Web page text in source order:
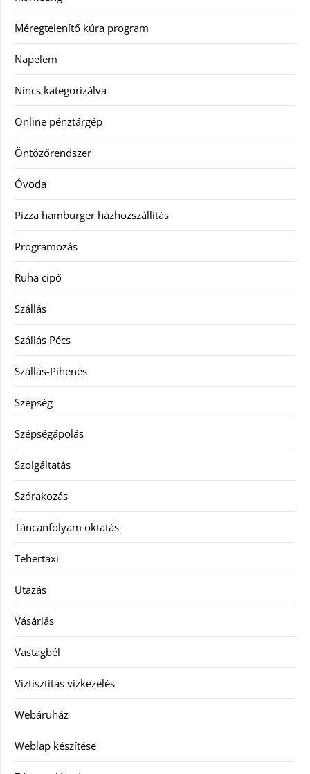
Méregtelenítő kúra program
Napelem
Nincs kategorizálva
Online pénztárgép
Öntözőrendszer
Óvoda
Pizza hamburger házhozszállítás
Programozás
Ruha cipő
Szállás
Szállás Pécs
Szállás-Pihenés
Szépség
Szépségápolás
Szolgáltatás
Szórakozás
Táncanfolyam oktatás
Tehertaxi
Utazás
Vásárlás
Vastagbél
Víztisztítás vízkezelés
Webáruház
Weblap készítése